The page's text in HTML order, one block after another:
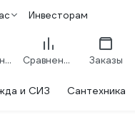
Инвесторам
Избранное Сравнение Заказы
и СИЗ Сантехника